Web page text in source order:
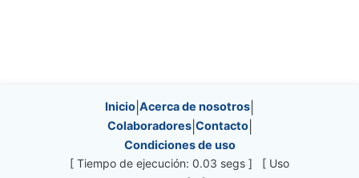
Site information, links, etc.
Inicio Acerca de nosotros
Colaboradores| Contacto|
Condiciones de uso
[ Tiempo de ejecución: 0.03 segs ] [ Uso